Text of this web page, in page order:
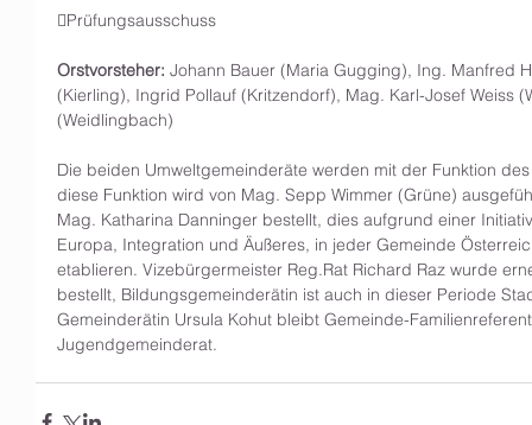
Prüfungsausschuss
Orstvorsteher: Johann Bauer (Maria Gugging), Ing. Manfred
(Kierling), Ingrid Pollauf (Kritzendorf), Mag. Karl-Josef Weiss
(Weidlingbach)
Die beiden Umweltgemeinderäte werden mit der Funktion
diese Funktion wird von Mag. Sepp Wimmer (Grüne)
Mag. Katharina Danninger bestellt, dies aufgrund einer
Europa, Integration und Äußeres, in jeder Gemeinde
etablieren. Vizebürgermeister Reg.Rat Richard Raz wurde
bestellt, Bildungsgemeinderätin ist auch in dieser Periode
Gemeinderätin Ursula Kohut bleibt Gemeinde-
Jugendgemeinderat.